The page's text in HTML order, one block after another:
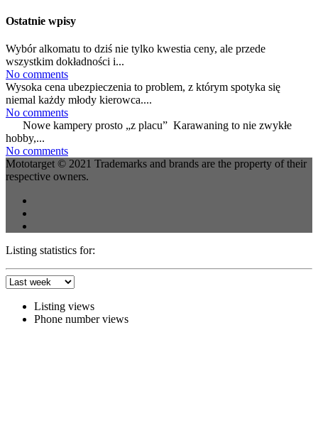
Ostatnie wpisy
Wybór alkomatu to dziś nie tylko kwestia ceny, ale przede
wszystkim dokładności i...
No comments
Wysoka cena ubezpieczenia to problem, z którym spotyka się
niemal każdy młody kierowca....
No comments
Nowe kampery prosto „z placu” Karawaning to nie zwykłe
hobby,...
No comments
Mototarget © 2021 Trademarks and brands are the property of their
respective owners.
Listing statistics for:
Listing views
Phone number views